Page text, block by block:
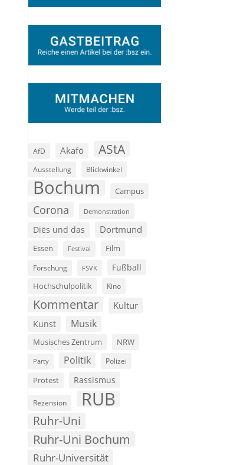
AfD Akafö AStA
Ausstellung Blickwinkel
Bochum Campus
Corona Demonstration
Diës und das Dortmund
Essen Festival Film
Forschung FSVK Fußball
Hochschulpolitik Kino
Kommentar Kultur
Kunst Musik
Musisches Zentrum NRW
Party Politik Polizei
Protest Rassismus
Rezension RUB
Ruhr-Uni
Ruhr-Uni Bochum
Ruhr-Universität